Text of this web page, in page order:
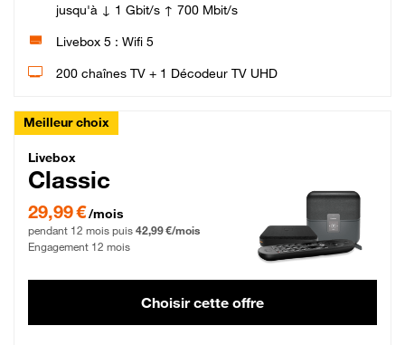
jusqu'à ↓ 1 Gbit/s ↑ 700 Mbit/s
Livebox 5 : Wifi 5
200 chaînes TV + 1 Décodeur TV UHD
Meilleur choix
Livebox Classic Fibre
Livebox
Classic
29,99 € par mois pendant 12 mois puis 42,99 € par mois, Engagement 12 mois
29,99 €/mois
pendant 12 mois puis 42,99 €/mois
Engagement 12 mois
Choisir cette offre